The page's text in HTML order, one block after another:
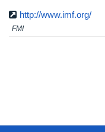
http://www.imf.org/
FMI